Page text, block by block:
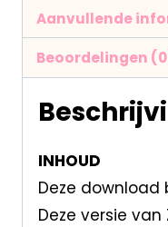
Aanvullende
Beoordelingen
INHOUD
Deze download
Deze versie